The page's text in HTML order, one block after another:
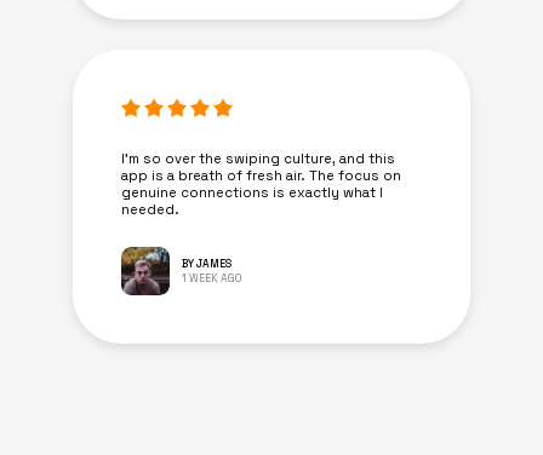
I’m so over the swiping culture, and this
app is a breath of fresh air. The focus on
genuine connections is exactly what I
needed.
BY JAMES
1 WEEK AGO